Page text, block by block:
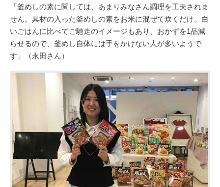
「釜めしの素に関しては、あまりみなさん調理を工夫されま
せん。具材の入った釜めしの素をお米に混ぜて炊くだけ。白
いごはんに比べてご馳走のイメージもあり、おかずを1品減
らせるので、釜めし自体には手をかけない人が多いようで
す」（永田さん）